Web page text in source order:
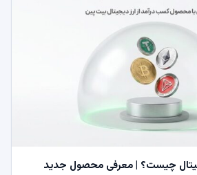
چیست؟ | معرفی محصول جدید